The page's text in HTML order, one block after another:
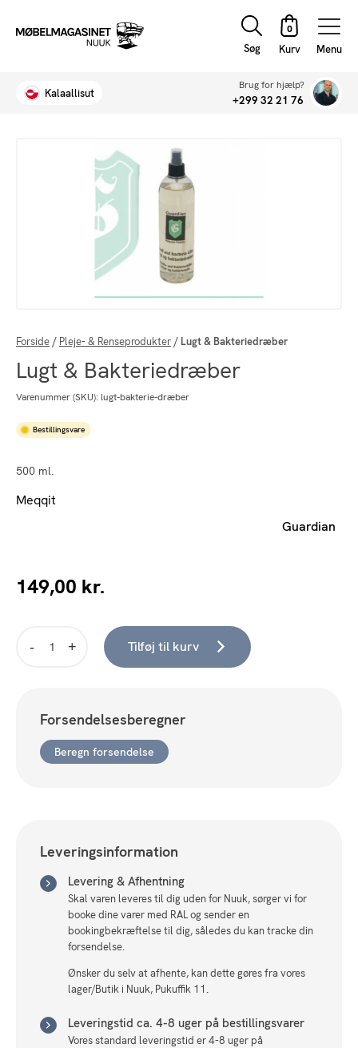
Søg Menu
Kalaallisut
Brug for hjælp?
+299 32 21 76
Forside / Pleje- & Renseprodukter / Lugt & Bakteriedræber
Lugt & Bakteriedræber
Varenummer (SKU): lugt-bakterie-dræber
Bestillingsvare
500 ml.
Meqqit
Guardian
149,00 kr.
Tilføj til kurv
Forsendelsesberegner
Beregn forsendelse
Leveringsinformation
Levering & Afhentning
Skal varen leveres til dig uden for Nuuk, sørger vi for
booke dine varer med RAL og sender en
bookingbekræftelse til dig, således du kan tracke din
forsendelse.
Ønsker du selv at afhente, kan dette gøres fra vores
lager/Butik i Nuuk, Pukuffik 11.
Leveringstid ca. 4-8 uger på bestillingsvarer
Vores standard leveringstid er 4-8 uger på